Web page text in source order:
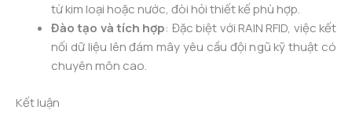
từ kim loại hoặc nước, đòi hỏi thiết kế phù hợp.
Đào tạo và tích hợp: Đặc biệt với RAIN RFID, việc kết
nối dữ liệu lên đám mây yêu cầu đội ngũ kỹ thuật có
chuyên môn cao.
Kết luận